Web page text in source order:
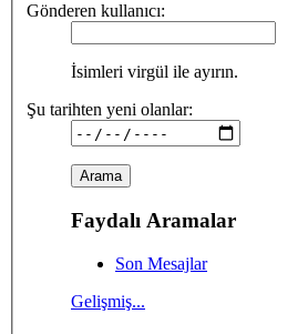
Gönderen kullanıcı:
İsimleri virgül ile ayırın.
Şu tarihten yeni olanlar:
Faydalı Aramalar
Son Mesajlar
Gelişmiş...